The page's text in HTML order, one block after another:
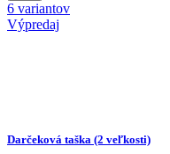
6 variantov
Výpredaj
Darčeková taška (2 veľkosti)